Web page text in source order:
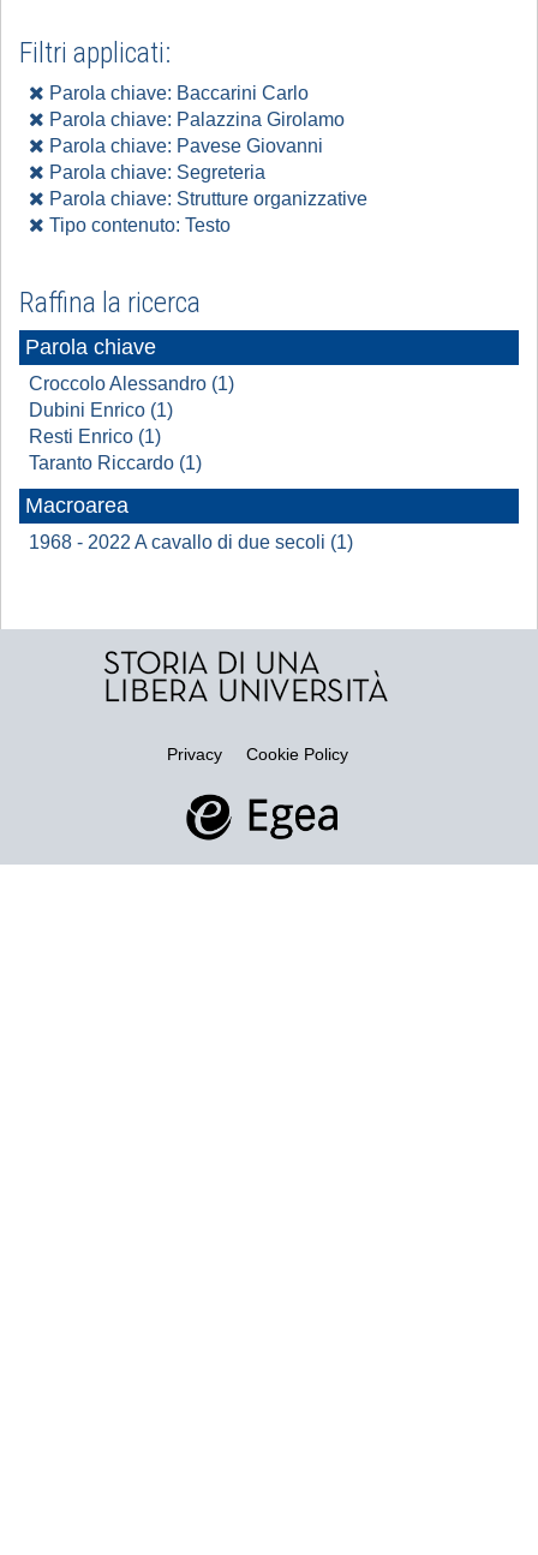
Filtri applicati:
Parola chiave: Baccarini Carlo
Parola chiave: Palazzina Girolamo
Parola chiave: Pavese Giovanni
Parola chiave: Segreteria
Parola chiave: Strutture organizzative
Tipo contenuto: Testo
Raffina la ricerca
Parola chiave
Croccolo Alessandro (1)
Dubini Enrico (1)
Resti Enrico (1)
Taranto Riccardo (1)
Macroarea
1968 - 2022 A cavallo di due secoli (1)
Privacy Cookie Policy